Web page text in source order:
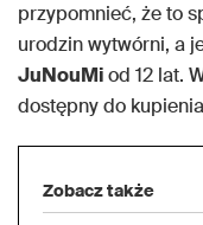
przypomnieć, że to
urodzin wytwórni, a
JuNouMiod 12 lat.
dostępny do kupienia
Zobacz także